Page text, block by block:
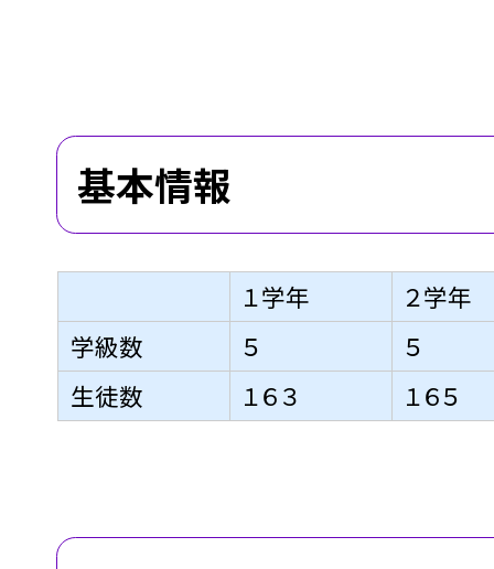
基本情報
１学年
２学年
学級数
５
５
生徒数
１６３ １６５